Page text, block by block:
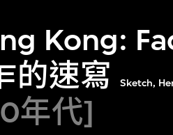
Kong:
的速寫
Sketch,
年代]